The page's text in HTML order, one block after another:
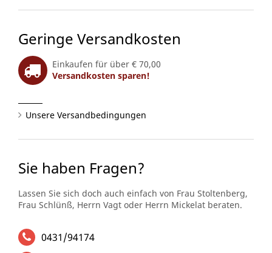
Geringe Versandkosten
Einkaufen für über € 70,00
Versandkosten sparen!
Unsere Versandbedingungen
Sie haben Fragen?
Lassen Sie sich doch auch einfach von Frau Stoltenberg,
Frau Schlünß, Herrn Vagt oder Herrn Mickelat beraten.
0431/94174